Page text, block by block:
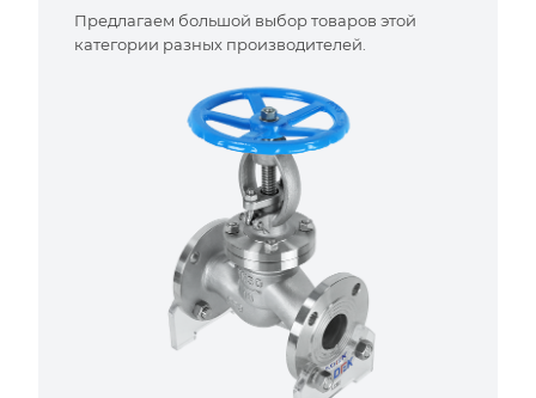
Предлагаем большой выбор товаров этой
категории разных производителей.